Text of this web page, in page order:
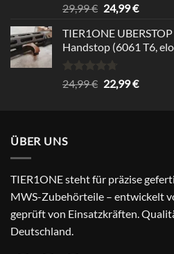
Bewertet
mit
von 5
29,99€ Ursprünglicher
war:
29,99 €
24,99€
ist:
24,99
TIER1ONE
Handstop (6061 T6,
Bewertet
mit
24,99€ Ursprünglicher
22,99€
ÜBER UNS
TIER1ONE steht für präzise
MWS-Zubehörteile – entwickelt
geprüft von Einsatzkräften.
Deutschland.